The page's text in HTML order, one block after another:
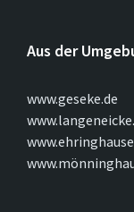
Aus der
www.geseke.de